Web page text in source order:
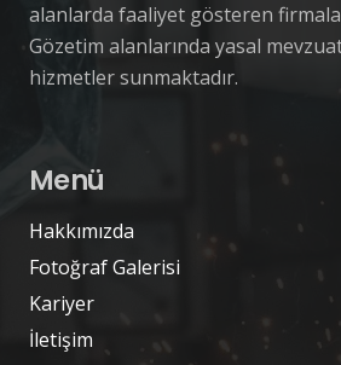
alanlarda faaliyet gösteren
Gözetim alanlarında yasal
hizmetler sunmaktadır.
Menü
Hakkımızda
Fotoğraf Galerisi
Kariyer
İletişim